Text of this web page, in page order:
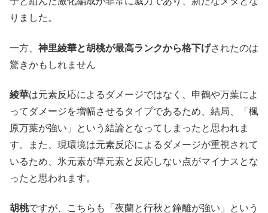
りました。
一方、 神里綾華と胡桃が最高ランクから格下げされたのは
驚きかもしれません
綾華は元素反応によるダメージではなく、申鶴や万葉によ
ってダメージを増幅させるタイプであるため、結局、「楓
原万葉が強い」という結論となってしまったと思われま
す。また、現環境は元素反応によるダメージが重視されて
いるため、氷元素が草元素と反応しない点がマイナスとな
ったと思われます。
胡桃ですが、こちらも「夜蘭と行秋と鐘離が強い」という